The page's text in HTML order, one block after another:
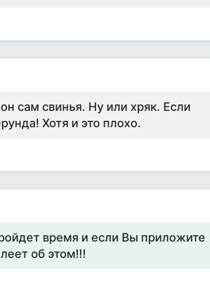
сам свинья. Ну или хряк. Если
Хотя и это плохо.
время и если Вы приложите
об этом!!!